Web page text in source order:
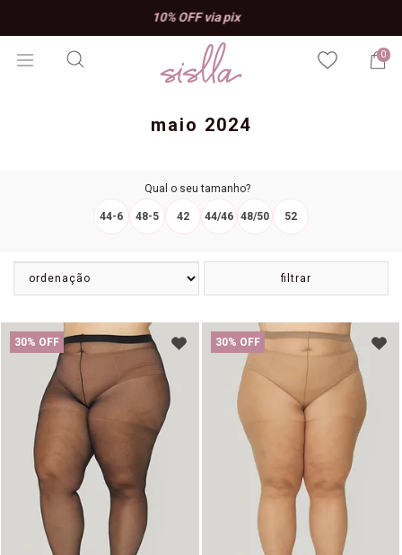
10% OFF na primeira compra, use o
0
maio 2024
Qual o seu tamanho?
44-6 48-5 42 44/46 48/50 52
filtrar
30% OFF 30% OFF